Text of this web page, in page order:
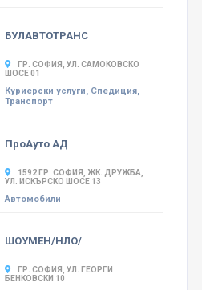
БУЛАВТОТРАНС
ГР. СОФИЯ, УЛ. САМОКОВСКО
ШОСЕ 01
Куриерски услуги, Спедиция,
Транспорт
ПроАуто АД
1592 ГР. СОФИЯ, ЖК. ДРУЖБА,
УЛ. ИСКЪРСКО ШОСЕ 13
Автомобили
ШОУМЕН/НЛО/
ГР. СОФИЯ, УЛ. ГЕОРГИ
БЕНКОВСКИ 10